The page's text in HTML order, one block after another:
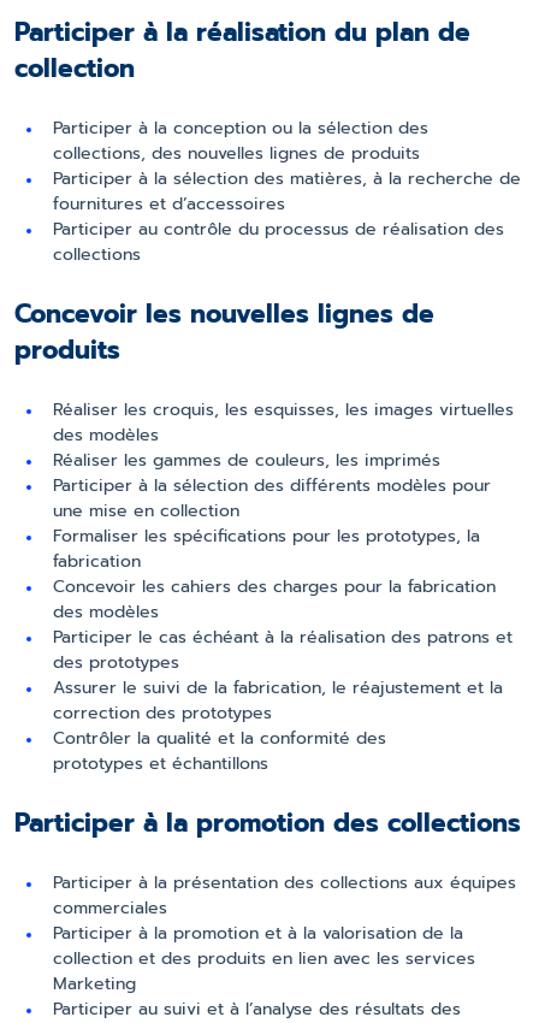
Participer à la réalisation du plan de
collection
Participer à la conception ou la sélection des
collections, des nouvelles lignes de produits
Participer à la sélection des matières, à la recherche de
fournitures et d’accessoires
Participer au contrôle du processus de réalisation des
collections
Concevoir les nouvelles lignes de
produits
Réaliser les croquis, les esquisses, les images virtuelles
des modèles
Réaliser les gammes de couleurs, les imprimés
Participer à la sélection des différents modèles pour
une mise en collection
Formaliser les spécifications pour les prototypes, la
fabrication
Concevoir les cahiers des charges pour la fabrication
des modèles
Participer le cas échéant à la réalisation des patrons et
des prototypes
Assurer le suivi de la fabrication, le réajustement et la
correction des prototypes
Contrôler la qualité et la conformité des
prototypes et échantillons
Participer à la promotion des collections
Participer à la présentation des collections aux équipes
commerciales
Participer à la promotion et à la valorisation de la
collection et des produits en lien avec les services
Marketing
Participer au suivi et à l’analyse des résultats des